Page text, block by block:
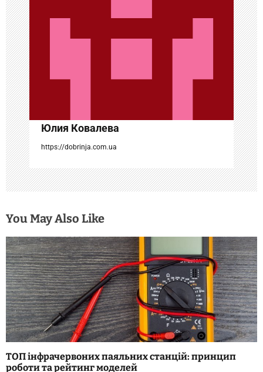
о
з
а
п
и
с
я
м
Юлия Ковалева
https://dobrinja.com.ua
You May Also Like
ТОП інфрачервоних паяльних станцій: принцип
роботи та рейтинг моделей